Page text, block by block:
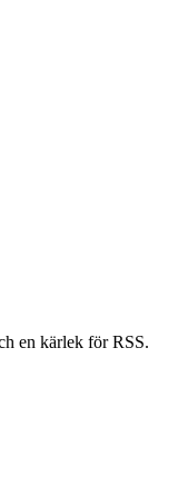
en kärlek för RSS.